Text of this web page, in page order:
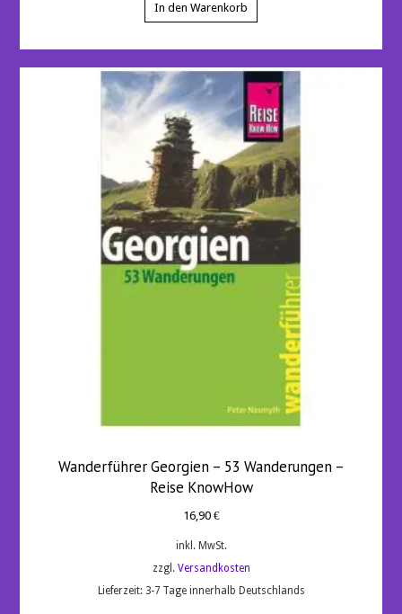
In den Warenkorb
Wanderführer Georgien – 53 Wanderungen –
Reise KnowHow
16,90 €
inkl. MwSt.
zzgl. Versandkosten
Lieferzeit: 3-7 Tage innerhalb Deutschlands